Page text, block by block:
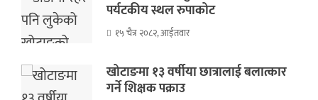
पर्यटकीय स्थल रुपाकोट
१५ चैत्र २०८२, आईतवार
खोटाङमा १३ वर्षीया छात्रालाई बलात्कार
गर्ने शिक्षक पक्राउ